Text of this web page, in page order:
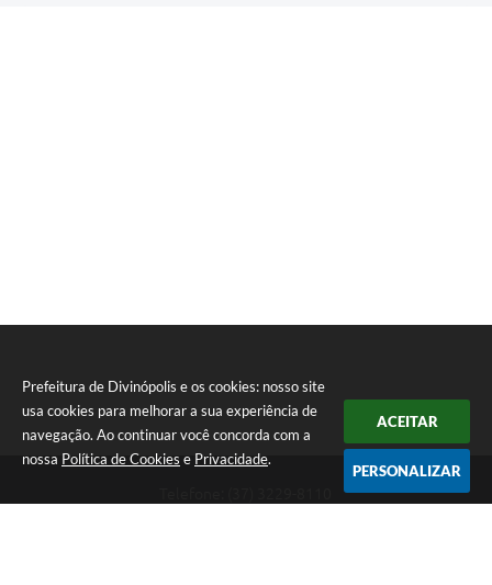
Prefeitura de Divinópolis e os cookies: nosso site
usa cookies para melhorar a sua experiência de
navegação. Ao continuar você concorda com a
nossa Política de Cookies e Privacidade.
ACEITAR
PERSONALIZAR